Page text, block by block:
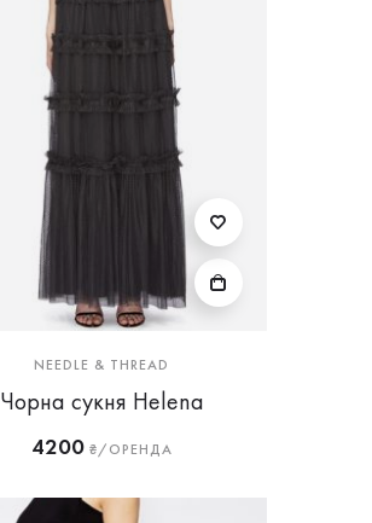
NEEDLE & THREAD
Чорна сукня Helena
4200₴/ОРЕНДА